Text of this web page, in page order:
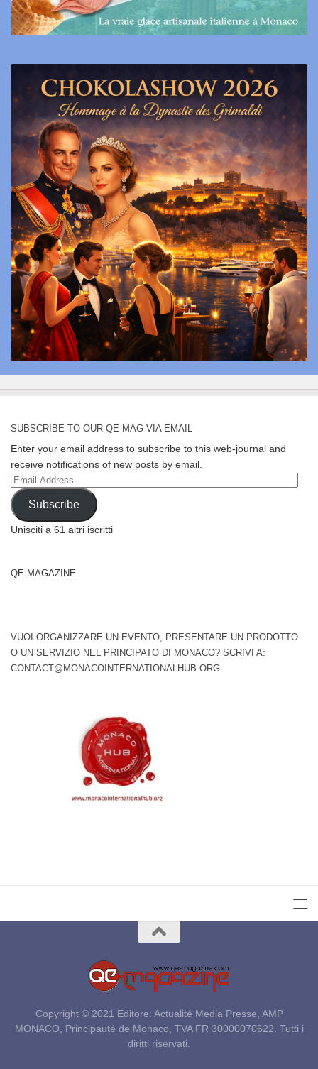
SUBSCRIBE TO OUR QE MAG VIA EMAIL
Enter your email address to subscribe to this web-journal and
receive notifications of new posts by email.
Email
Address
Subscribe
Unisciti a 61 altri iscritti
QE-MAGAZINE
VUOI ORGANIZZARE UN EVENTO, PRESENTARE UN PRODOTTO
O UN SERVIZIO NEL PRINCIPATO DI MONACO? SCRIVI A:
CONTACT@MONACOINTERNATIONALHUB.ORG
Copyright © 2021 Editore: Actualité Media Presse, AMP
MONACO, Principauté de Monaco, TVA FR 30000070622. Tutti i
diritti riservati.